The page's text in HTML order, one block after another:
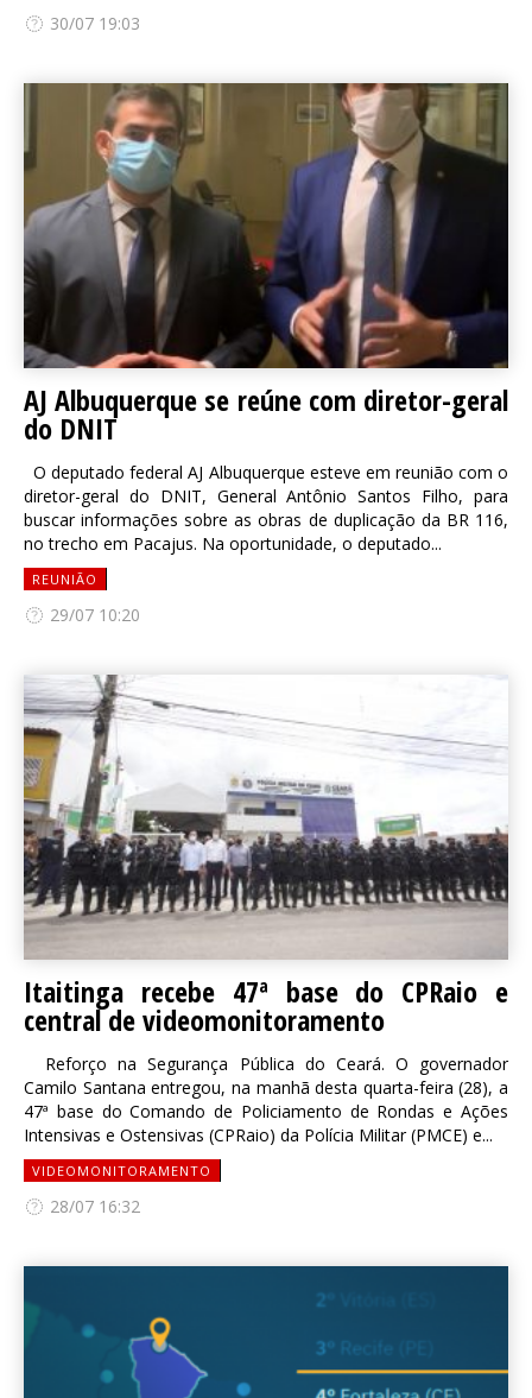
30/07 19:03
AJ Albuquerque se reúne com diretor-geral
do DNIT
O deputado federal AJ Albuquerque esteve em reunião com o
diretor-geral do DNIT, General Antônio Santos Filho, para
buscar informações sobre as obras de duplicação da BR 116,
no trecho em Pacajus. Na oportunidade, o deputado...
REUNIÃO
29/07 10:20
Itaitinga recebe 47ª base do CPRaio e
central de videomonitoramento
Reforço na Segurança Pública do Ceará. O governador
Camilo Santana entregou, na manhã desta quarta-feira (28), a
47ª base do Comando de Policiamento de Rondas e Ações
Intensivas e Ostensivas (CPRaio) da Polícia Militar (PMCE) e...
VIDEOMONITORAMENTO
28/07 16:32